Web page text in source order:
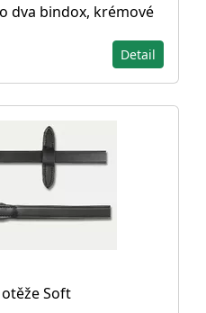
dva bindox, krémové
Detail
Soft